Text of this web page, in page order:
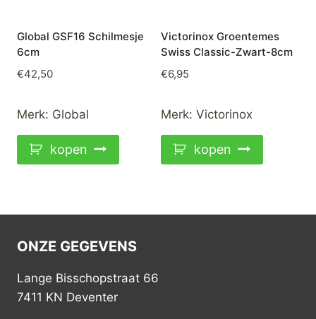
Global GSF16 Schilmesje
6cm
€42,50
Merk: Global
kopen
Victorinox Groentemes
Swiss Classic-Zwart-8cm
€6,95
Merk: Victorinox
kopen
ONZE GEGEVENS
Lange Bisschopstraat 66
7411 KN Deventer